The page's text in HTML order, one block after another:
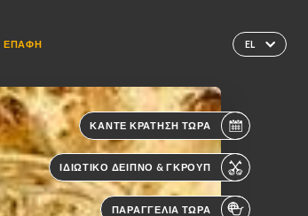
EL
ΕΠΑΦΉ
ΚΆΝΤΕ ΚΡΆΤΗΣΗ ΤΏΡΑ
ΙΔΙΩΤΙΚΌ ΔΕΊΠΝΟ & ΓΚΡΟΥΠ
ΠΑΡΑΓΓΕΛΊΑ ΤΏΡΑ